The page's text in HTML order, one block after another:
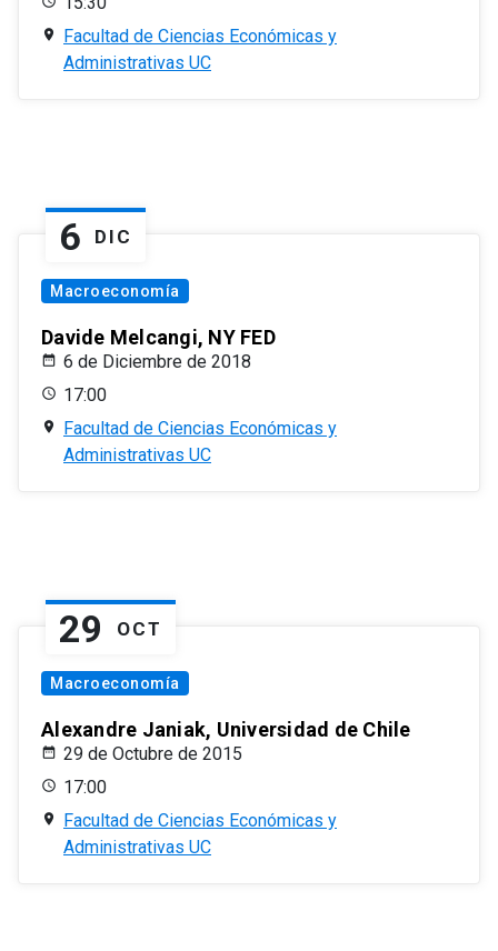
Facultad de Ciencias Económicas y
Administrativas UC
6 DIC
Macroeconomía
Davide Melcangi, NY FED
6 de Diciembre de 2018
17:00
Facultad de Ciencias Económicas y
Administrativas UC
29 OCT
Macroeconomía
Alexandre Janiak, Universidad de Chile
29 de Octubre de 2015
17:00
Facultad de Ciencias Económicas y
Administrativas UC